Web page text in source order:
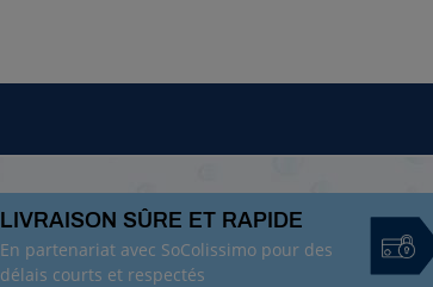
LIVRAISON SÛRE ET RAPIDE
En partenariat avec SoColissimo pour des
délais courts et respectés